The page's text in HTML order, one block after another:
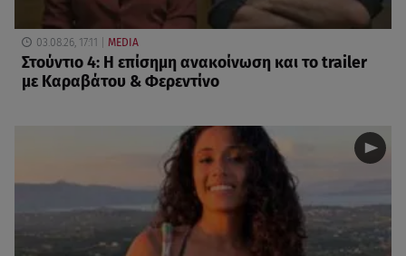
03.08.26, 17:11 MEDIA
Στούντιο 4: Η επίσημη ανακοίνωση και το trailer
με Καραβάτου & Φερεντίνο